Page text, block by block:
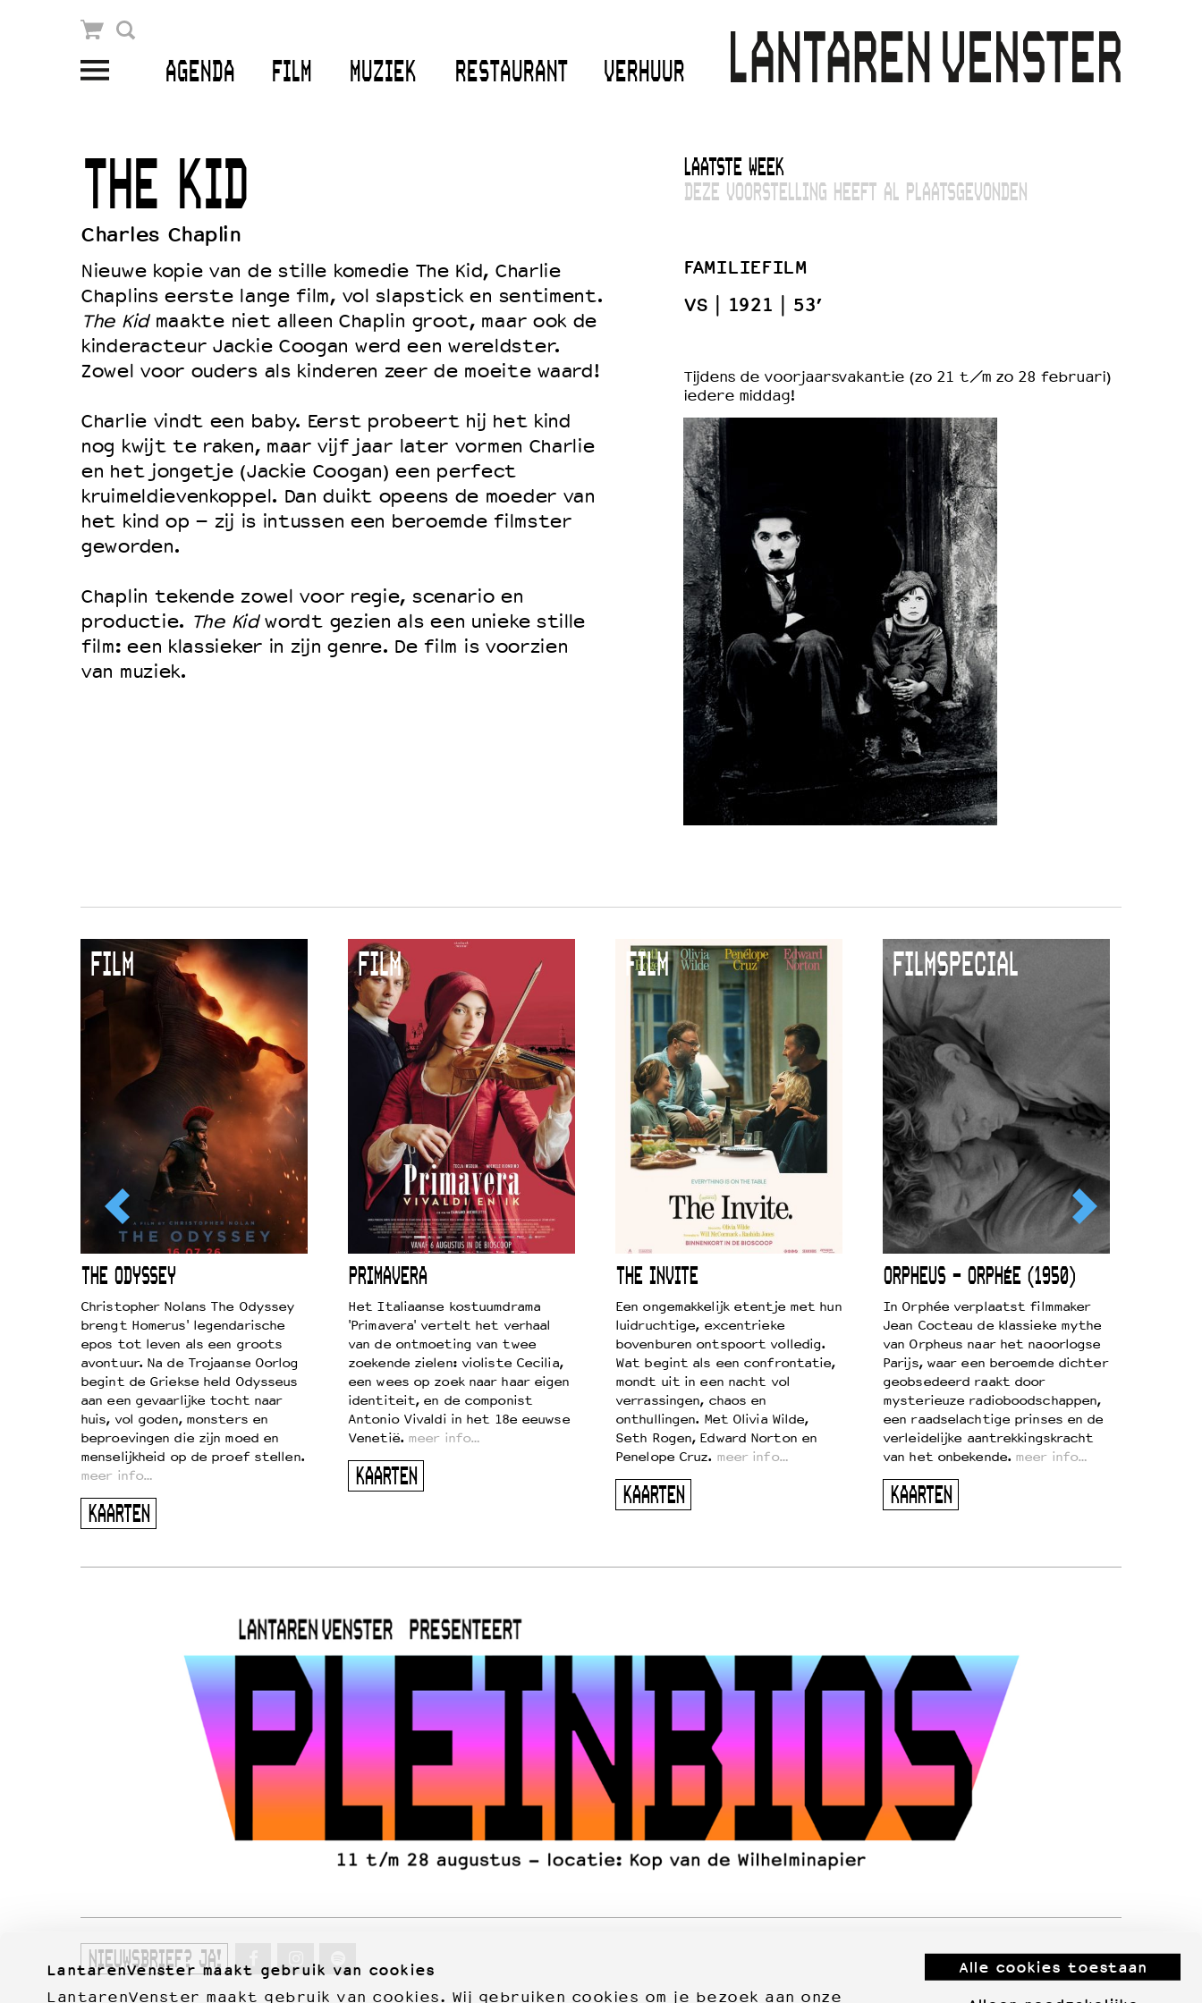
LantarenVenster maakt gebruik van cookies
LantarenVenster maakt gebruik van cookies. Wij gebruiken cookies om je bezoek aan onze
Alle cookies toestaan
AGENDA FILM MUZIEK RESTAURANT VERHUUR
Winkelmandje
Openingstijden & contact
Bereikbaarheid
Kaartverkoop
EDUCATIE
Schoolvoorstellingen
Filmprogramma’s Primair Onderwijs
Speciale educatieprogramma’s
OVER LANTARENVENSTER
Wat we doen
Wie is wie
Word vriend
Historie
THE KID
Charles Chaplin
Nieuwe kopie van de stille komedie The Kid, Charlie
Chaplins eerste lange film, vol slapstick en sentiment.
The Kidmaakte niet alleen Chaplin groot, maar ook de
kinderacteur Jackie Coogan werd een wereldster.
Zowel voor ouders als kinderen zeer de moeite waard!
Charlie vindt een baby. Eerst probeert hij het kind
nog kwijt te raken, maar vijf jaar later vormen Charlie
en het jongetje (Jackie Coogan) een perfect
kruimeldievenkoppel. Dan duikt opeens de moeder van
het kind op – zij is intussen een beroemde filmster
geworden.
Chaplin tekende zowel voor regie, scenario en
productie. The Kidwordt gezien als een unieke stille
film: een klassieker in zijn genre. De film is voorzien
van muziek.
LAATSTE WEEK
DEZE VOORSTELLING HEEFT AL PLAATSGEVONDEN
FAMILIEFILM
VS
1921 53’
Tijdens de voorjaarsvakantie (zo 21 t/m zo 28 februari)
iedere middag!
FILM
THE ODYSSEY
Christopher Nolans The Odyssey
brengt Homerus' legendarische
epos tot leven als een groots
avontuur. Na de Trojaanse Oorlog
begint de Griekse held Odysseus
aan een gevaarlijke tocht naar
huis, vol goden, monsters en
beproevingen die zijn moed en
menselijkheid op de proef stellen.
meer info…
KAARTEN
FILM
PRIMAVERA
Het Italiaanse kostuumdrama
'Primavera' vertelt het verhaal
van de ontmoeting van twee
zoekende zielen: violiste Cecilia,
een wees op zoek naar haar eigen
identiteit, en de componist
Antonio Vivaldi in het 18e eeuwse
Venetië. meer info…
KAARTEN
FILM
THE INVITE
Een ongemakkelijk etentje met hun
luidruchtige, excentrieke
bovenburen ontspoort volledig.
Wat begint als een confrontatie,
mondt uit in een nacht vol
verrassingen, chaos en
onthullingen. Met Olivia Wilde,
Seth Rogen, Edward Norton en
Penelope Cruz. meer info…
KAARTEN
FILMSPECIAL
ORPHEUS – ORPHÉE (1950)
In Orphée verplaatst filmmaker
Jean Cocteau de klassieke mythe
van Orpheus naar het naoorlogse
Parijs, waar een beroemde dichter
geobsedeerd raakt door
mysterieuze radioboodschappen,
een raadselachtige prinses en de
verleidelijke aantrekkingskracht
van het onbekende. meer info…
KAARTEN
NIEUWSBRIEF? JA!